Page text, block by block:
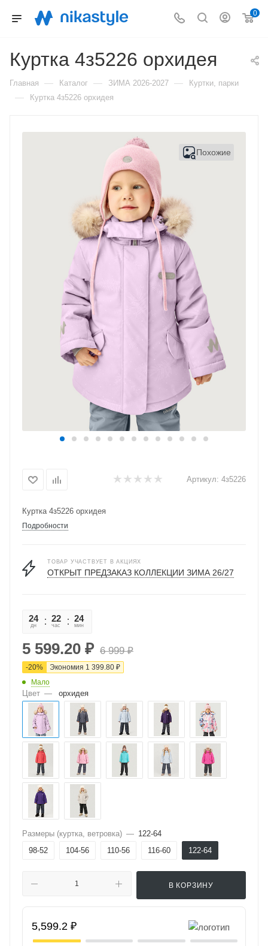
0
Куртка 4з5226 орхидея
Главная — Каталог — ЗИМА 2026-2027 — Куртки, парки
— Куртка 4з5226 орхидея
Похожие
Артикул: 4з5226
Куртка 4з5226 орхидея
Подробности
ТОВАР УЧАСТВУЕТ В АКЦИЯХ
ОТКРЫТ ПРЕДЗАКАЗ КОЛЛЕКЦИИ ЗИМА 26/27
24
дн
22
час
24
мин
5 599.20 ₽ 6 999₽
-20% Экономия 1 399.80 ₽
Мало
Цвет — орхидея
Размеры (куртка, ветровка) — 122-64
98-52
104-56 110-56 116-60 122-64
В КОРЗИНУ
5,599.2 ₽